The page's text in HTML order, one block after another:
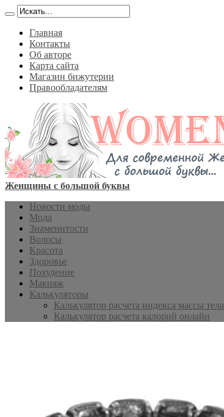
Главная
Контакты
Об авторе
Карта сайта
Магазин бижутерии
Правообладателям
Женщины с большой буквы
Новости моды
Мода
Знаменитости
Волосы
Красота
Здоровье
Похудение
Макияж
Калькуляторы
Калькулятор расчета индекса массы тела
Калькулятор расчета калорий онлайн